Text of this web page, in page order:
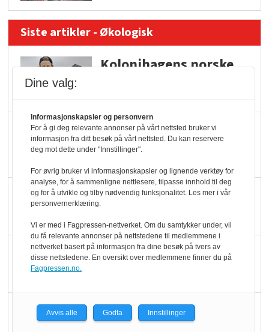
Siste artikler - Økologisk
Kolonihagens norske
Marit Kolby vant
Økologisk Norge sin
hederspris
Blir enklere å velge
økologisk i butikkhylla
Kolonihagen sliter
Rapport: Økokundene
er klare! Er markedet
Dine valg:
Informasjonskapsler og personvern
For å gi deg relevante annonser på vårt nettsted bruker vi
informasjon fra ditt besøk på vårt nettsted. Du kan reservere
deg mot dette under "Innstillinger".
For øvrig bruker vi informasjonskapsler og lignende verktøy for
analyse, for å sammenligne nettlesere, tilpasse innhold til deg
og for å utvikle og tilby nødvendig funksjonalitet. Les mer i vår
personvernerklæring.
Vi er med i Fagpressen-nettverket. Om du samtykker under, vil
du få relevante annonser på nettstedene til medlemmene i
nettverket basert på informasjon fra dine besøk på tvers av
disse nettstedene. En oversikt over medlemmene finner du på
Fagpressen.no.
Avvis alle Godta Innstillinger